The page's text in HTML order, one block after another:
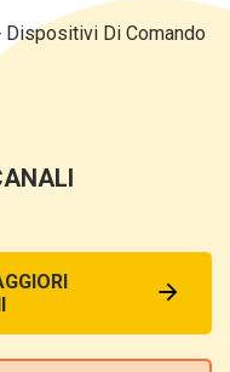
Dispositivi Di Comando